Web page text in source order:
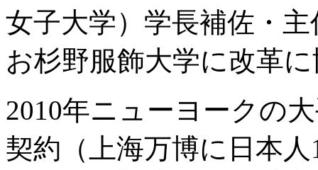
女子大学）学長補佐・
お杉野服飾大学に改革
2010年ニューヨークの
契約（上海万博に日本